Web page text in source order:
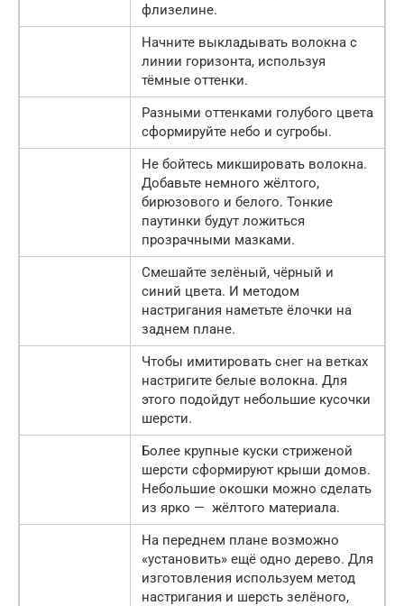
флизелине.
Начните выкладывать волокна с
линии горизонта, используя
тёмные оттенки.
Разными оттенками голубого цвета
сформируйте небо и сугробы.
Не бойтесь микшировать волокна.
Добавьте немного жёлтого,
бирюзового и белого. Тонкие
паутинки будут ложиться
прозрачными мазками.
Смешайте зелёный, чёрный и
синий цвета. И методом
настригания наметьте ёлочки на
заднем плане.
Чтобы имитировать снег на ветках
настригите белые волокна. Для
этого подойдут небольшие кусочки
шерсти.
Более крупные куски стриженой
шерсти сформируют крыши домов.
Небольшие окошки можно сделать
из ярко — жёлтого материала.
На переднем плане возможно
«установить» ещё одно дерево. Для
изготовления используем метод
настригания и шерсть зелёного,